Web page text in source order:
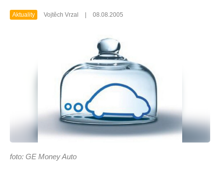
Aktuality Vojtěch Vrzal 08.08.2005
foto: GE Money Auto